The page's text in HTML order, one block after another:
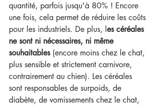
quantité, parfois jusqu'à 80% ! Encore
une fois, cela permet de réduire les coûts
pour les industriels. De plus, les céréales
ne sont ni nécessaires, ni même
souhaitables (encore moins chez le chat,
plus sensible et strictement carnivore,
contrairement au chien). Les céréales
sont responsables de surpoids, de
diabète, de vomissements chez le chat,